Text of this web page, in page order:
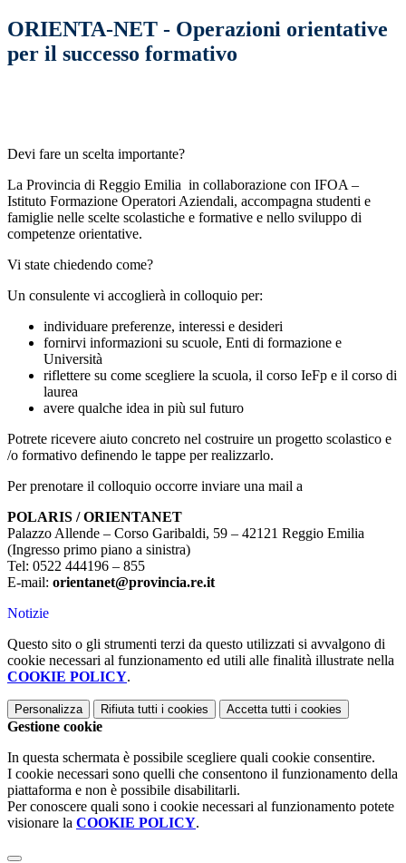
ORIENTA-NET - Operazioni orientative
per il successo formativo
Devi fare un scelta importante?
La Provincia di Reggio Emilia in collaborazione con IFOA –
Istituto Formazione Operatori Aziendali, accompagna studenti e
famiglie nelle scelte scolastiche e formative e nello sviluppo di
competenze orientative.
Vi state chiedendo come?
Un consulente vi accoglierà in colloquio per:
individuare preferenze, interessi e desideri
fornirvi informazioni su scuole, Enti di formazione e
Università
riflettere su come scegliere la scuola, il corso IeFp e il corso di
laurea
avere qualche idea in più sul futuro
Potrete ricevere aiuto concreto nel costruire un progetto scolastico e
/o formativo definendo le tappe per realizzarlo.
Per prenotare il colloquio occorre inviare una mail a
POLARIS / ORIENTANET
Palazzo Allende – Corso Garibaldi, 59 – 42121 Reggio Emilia
(Ingresso primo piano a sinistra)
Tel: 0522 444196 – 855
E-mail: orientanet@provincia.re.it
Notizie
Questo sito o gli strumenti terzi da questo utilizzati si avvalgono di
cookie necessari al funzionamento ed utili alle finalità illustrate nella
COOKIE POLICY.
Personalizza Rifiuta tutti i cookies Accetta tutti i cookies
Gestione cookie
In questa schermata è possibile scegliere quali cookie consentire.
I cookie necessari sono quelli che consentono il funzionamento della
piattaforma e non è possibile disabilitarli.
Per conoscere quali sono i cookie necessari al funzionamento potete
visionare la COOKIE POLICY.